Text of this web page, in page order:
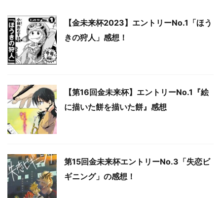
【金未来杯2023】エントリーNo.1「ほう
きの狩人」感想！
【第16回金未来杯】エントリーNo.1『絵
に描いた餅を描いた餅』感想
第15回金未来杯エントリーNo.3「失恋ビ
ギニング」の感想！